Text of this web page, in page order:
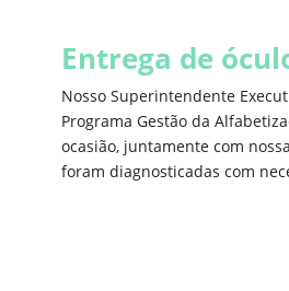
Entrega de
Nosso Superintendente
Programa Gestão da
ocasião, juntamente com
foram diagnosticadas com